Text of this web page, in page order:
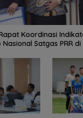
Koordinasi
Satgas PRR